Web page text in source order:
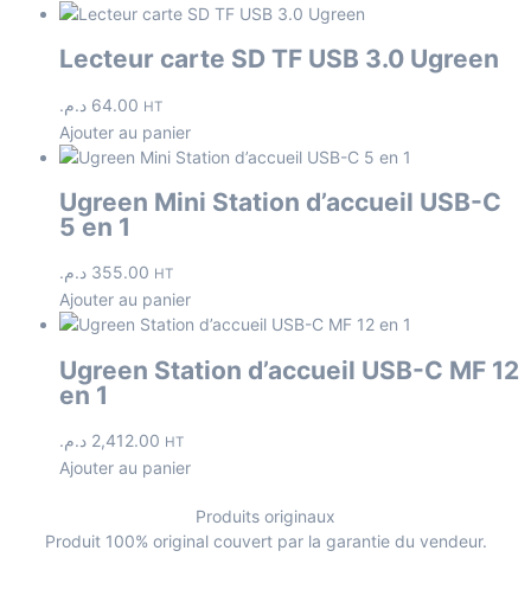
Lecteur carte SD TF USB 3.0 Ugreen
64.00 د.م. HT
Ajouter au panier
Ugreen Mini Station d’accueil USB-C
5 en 1
355.00 د.م. HT
Ajouter au panier
Ugreen Station d’accueil USB-C MF 12
en 1
2,412.00 د.م. HT
Ajouter au panier
Produits originaux
Produit 100% original couvert par la garantie du vendeur.